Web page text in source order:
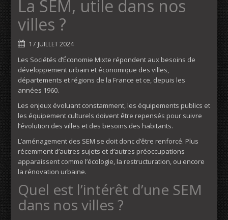
La SEM, utile dans nos
villes ?
17 JUILLET 2024
Les Sociétés d’Économie Mixte répondent aux besoins de
développement urbain et économique des villes,
départements et régions de la France et ce, depuis les
années 1960.
Les enjeux évoluant constamment, les équipements publics et
les équipement culturels doivent être repensés pour suivre
l’évolution des villes et des besoins des habitants.
L’aménagement des SEM se doit donc d’être renforcé. Plus
récemment d’autres sujets et d’autres préoccupations
apparaissent comme l’écologie, la restructuration, ou encore
la rénovation urbaine.
Quel est l’intérêt d’une SEM
dans nos villes ?